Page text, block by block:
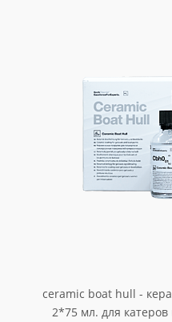
ceramic boat hull -
2*75 мл. для